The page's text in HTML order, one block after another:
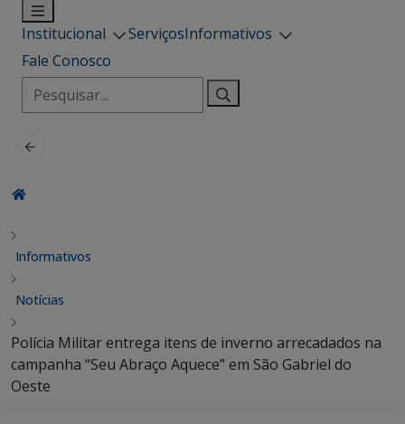
Institucional ServiçosInformativos
Fale Conosco
Pesquisar
por:
Informativos
Notícias
Polícia Militar entrega itens de inverno arrecadados na
campanha “Seu Abraço Aquece” em São Gabriel do
Oeste